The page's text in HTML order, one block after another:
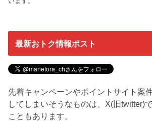
最新おトク情報ポスト
先着キャンペーンやポイントサイト案
してしまいそうなものは、X(旧twitter)
こともあります。